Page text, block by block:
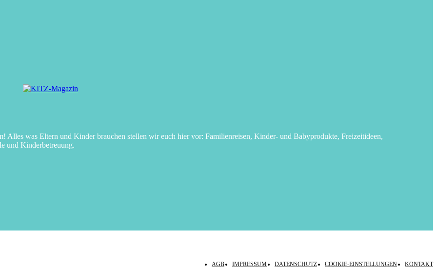
was Eltern und Kinder brauchen stellen wir euch hier vor: Familienreisen, Kinder- und Babyprodukte, Freizeitideen,
und Kinderbetreuung.
AGB IMPRESSUM DATENSCHUTZ COOKIE-EINSTELLUNGEN KONTAKT